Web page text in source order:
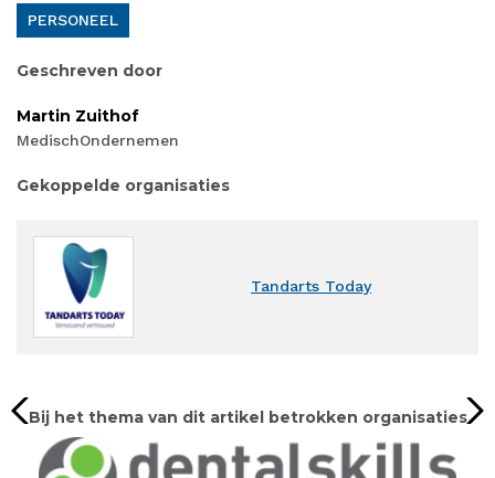
PERSONEEL
Geschreven door
Martin Zuithof
MedischOndernemen
Gekoppelde organisaties
Tandarts Today
Bij het thema van dit artikel betrokken organisaties